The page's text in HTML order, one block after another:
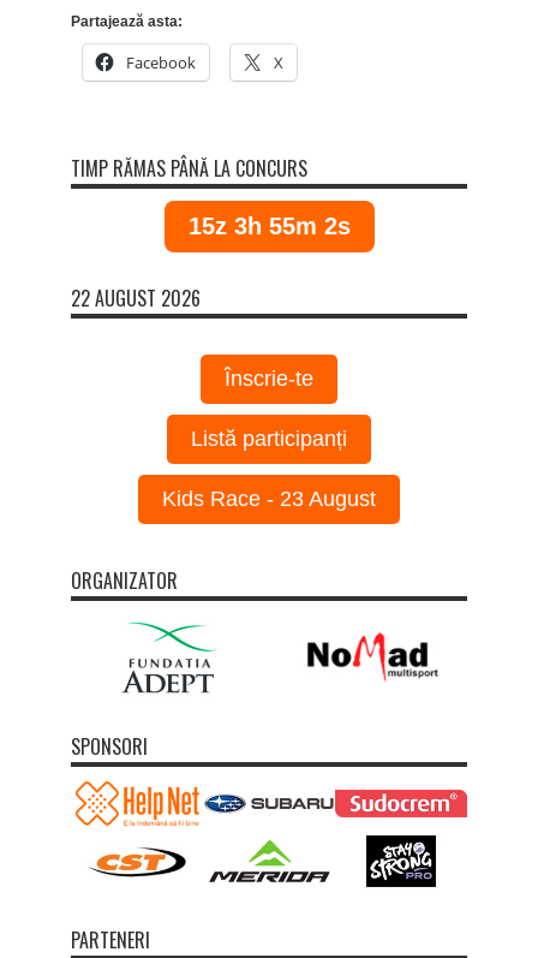
Partajează asta:
Facebook X
TIMP RĂMAS PÂNĂ LA CONCURS
15z 3h 55m 2s
22 AUGUST 2026
Înscrie-te
Listă participanți
Kids Race - 23 August
ORGANIZATOR
SPONSORI
PARTENERI